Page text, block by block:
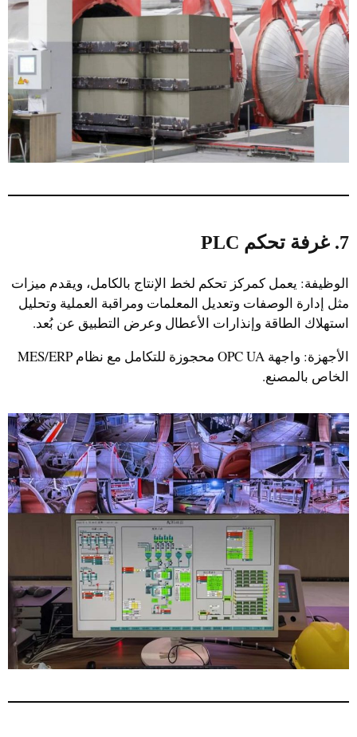
7. غرفة تحكم PLC
الوظيفة: يعمل كمركز تحكم لخط الإنتاج بالكامل، ويقدم ميزات
مثل إدارة الوصفات وتعديل المعلمات ومراقبة العملية وتحليل
استهلاك الطاقة وإنذارات الأعطال وعرض التطبيق عن بُعد.
الأجهزة: واجهة OPC UA محجوزة للتكامل مع نظام MES/ERP
الخاص بالمصنع.